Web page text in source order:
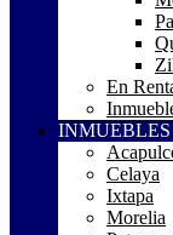
En
Celaya
Ixtapa
Morelia